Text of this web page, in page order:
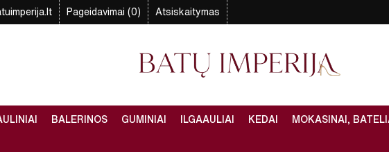
Pageidavimai (0) Atsiskaitymas
BALERINOS GUMINIAI ILGAAULIAI KEDAI MOKASINAI,